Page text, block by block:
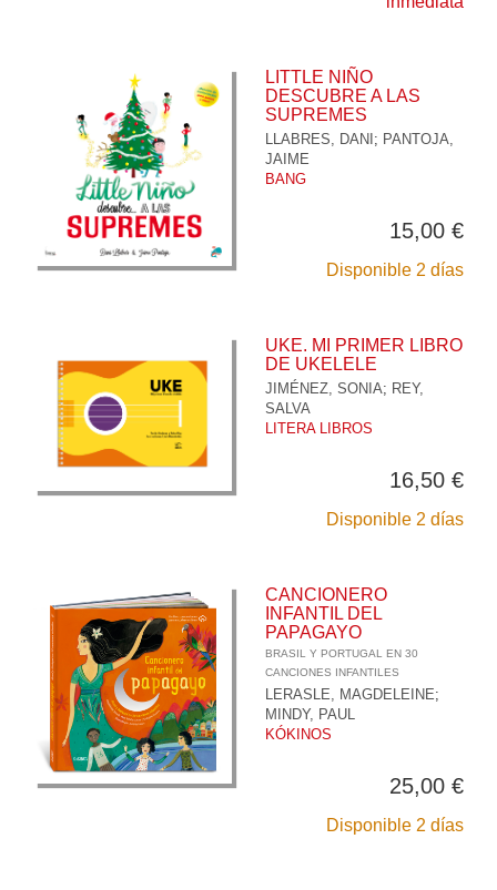
LITTLE NIÑO
DESCUBRE A LAS
SUPREMES
LLABRES, DANI ; PANTOJA,
JAIME
BANG
15,00 €
Disponible 2 días
UKE. MI PRIMER LIBRO
DE UKELELE
JIMÉNEZ, SONIA; REY,
SALVA
LITERA LIBROS
16,50 €
Disponible 2 días
CANCIONERO
INFANTIL DEL
PAPAGAYO
BRASIL Y PORTUGAL EN 30
CANCIONES INFANTILES
LERASLE, MAGDELEINE;
MINDY, PAUL
KÓKINOS
25,00 €
Disponible 2 días